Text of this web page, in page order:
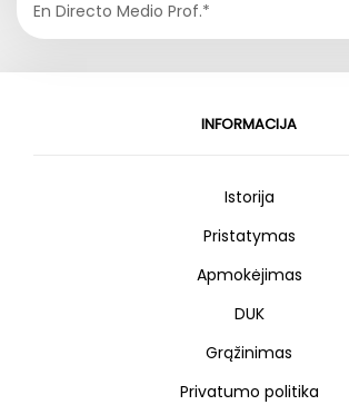
En Directo Medio Prof.*
INFORMACIJA
Istorija
Pristatymas
Apmokėjimas
DUK
Grąžinimas
Privatumo politika